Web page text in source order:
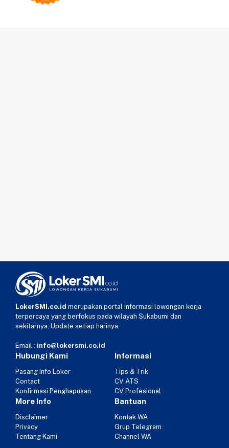
LokerSMI.co.id merupakan portal informasi lowongan kerja
terpercaya yang berfokus pada wilayah Sukabumi dan
sekitarnya. Update setiap harinya.
Email : info@lokersmi.co.id
Hubungi Kami
Pasang Info Loker
Contact
Konfirmasi Penghapusan
Informasi
Tips & Trik
CV ATS
CV Profesional
More Info
Disclaimer
Privacy
Tentang Kami
Bantuan
Kontak WA
Grup Telegram
Channel WA